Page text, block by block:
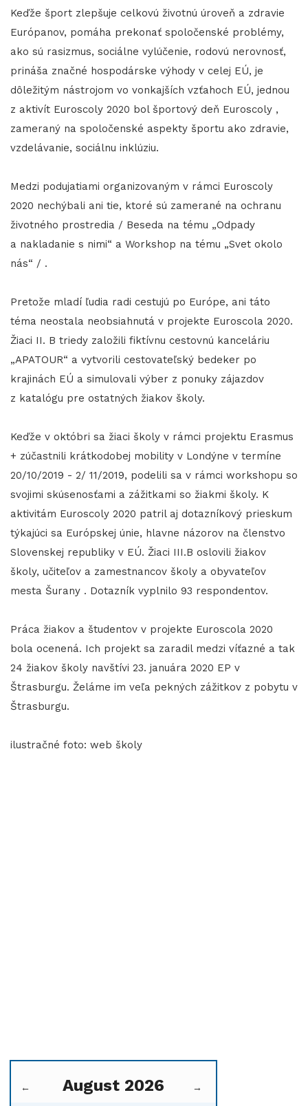
Keďže šport zlepšuje celkovú životnú úroveň a zdravie
Európanov, pomáha prekonať spoločenské problémy,
ako sú rasizmus, sociálne vylúčenie, rodovú nerovnosť,
prináša značné hospodárske výhody v celej EÚ, je
dôležitým nástrojom vo vonkajších vzťahoch EÚ, jednou
z aktivít Euroscoly 2020 bol športový deň Euroscoly ,
zameraný na spoločenské aspekty športu ako zdravie,
vzdelávanie, sociálnu inklúziu.
Medzi podujatiami organizovaným v rámci Euroscoly
2020 nechýbali ani tie, ktoré sú zamerané na ochranu
životného prostredia / Beseda na tému „Odpady
a nakladanie s nimi“ a Workshop na tému „Svet okolo
nás“ / .
Pretože mladí ľudia radi cestujú po Európe, ani táto
téma neostala neobsiahnutá v projekte Euroscola 2020.
Žiaci II. B triedy založili fiktívnu cestovnú kanceláriu
„APATOUR“ a vytvorili cestovateľský bedeker po
krajinách EÚ a simulovali výber z ponuky zájazdov
z katalógu pre ostatných žiakov školy.
Keďže v októbri sa žiaci školy v rámci projektu Erasmus
+ zúčastnili krátkodobej mobility v Londýne v termíne
20/10/2019 - 2/ 11/2019, podelili sa v rámci workshopu so
svojimi skúsenosťami a zážitkami so žiakmi školy. K
aktivitám Euroscoly 2020 patril aj dotazníkový prieskum
týkajúci sa Európskej únie, hlavne názorov na členstvo
Slovenskej republiky v EÚ. Žiaci III.B oslovili žiakov
školy, učiteľov a zamestnancov školy a obyvateľov
mesta Šurany . Dotazník vyplnilo 93 respondentov.
Práca žiakov a študentov v projekte Euroscola 2020
bola ocenená. Ich projekt sa zaradil medzi víťazné a tak
24 žiakov školy navštívi 23. januára 2020 EP v
Štrasburgu. Želáme im veľa pekných zážitkov z pobytu v
Štrasburgu.
ilustračné foto: web školy
← August 2026 →